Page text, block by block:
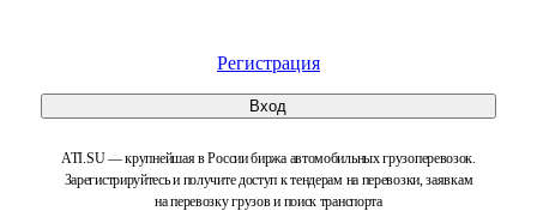
Регистрация
Вход
ATI.SU — крупнейшая в России биржа автомобильных грузоперевозок.
Зарегистрируйтесь и получите доступ к тендерам на перевозки, заявкам
на перевозку грузов и поиск транспорта